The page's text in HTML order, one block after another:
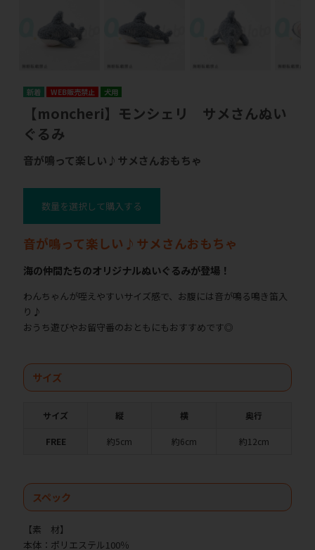
WEB販売禁止 犬用
【moncheri】モンシェリ サメさんぬい
ぐるみ
音が鳴って楽しい♪サメさんおもちゃ
数量を選択して購入する
音が鳴って楽しい♪サメさんおもちゃ
海の仲間たちのオリジナルぬいぐるみが登場！
わんちゃんが咥えやすいサイズ感で、お腹には音が鳴る鳴き笛入
り♪
おうち遊びやお留守番のおともにもおすすめです◎
サイズ
サイズ 縦 横 奥行
FREE 約5cm 約6cm 約12cm
スペック
【素 材】
本体：ポリエステル100％